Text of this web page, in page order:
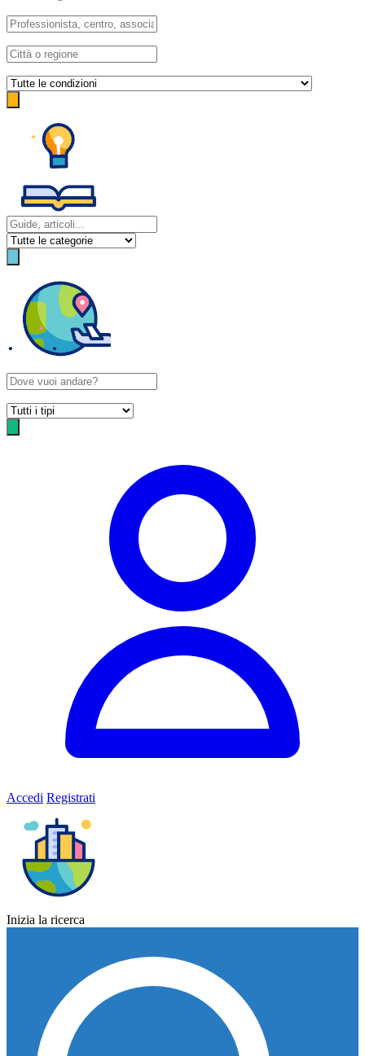
Accedi Registrati
Inizia la ricerca